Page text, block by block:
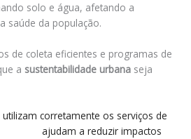
solo e água, afetando a
saúde da população.
de coleta eficientes e programas de
a sustentabilidade urbana seja
corretamente os serviços de
ajudam a reduzir impactos